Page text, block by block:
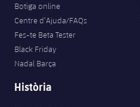
Botiga online
Centre d’Ajuda/FAQs
Fes-te Beta Tester
Black Friday
Nadal Barça
Història